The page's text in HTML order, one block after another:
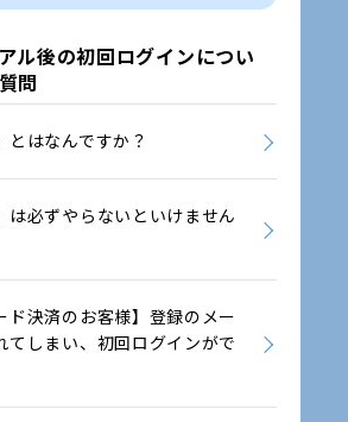
ル後の初回ログインについ
問
とはなんですか？
は必ずやらないといけません
ド決済のお客様】登録のメー
てしまい、初回ログインがで